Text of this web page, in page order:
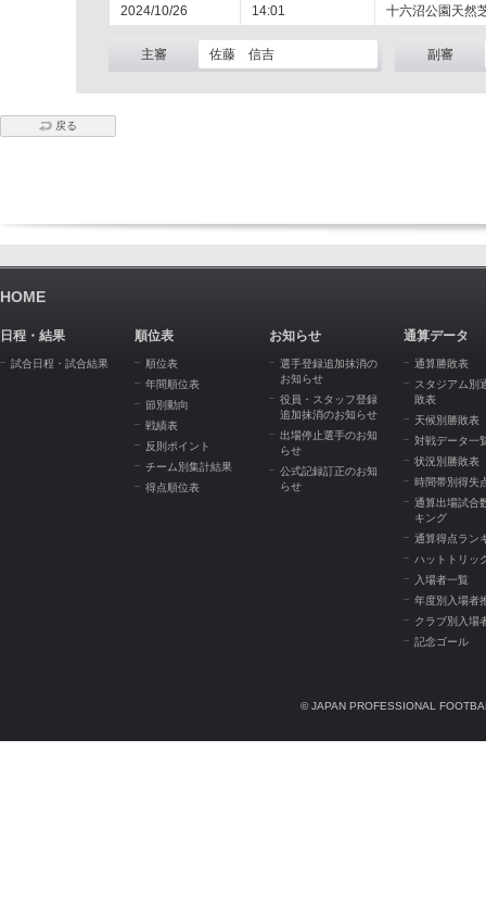
2024/10/26
14:01 十六沼公園天然
主審 佐藤 信吉 副審
戻る
HOME
日程・結果
試合日程・試合結果
順位表
順位表
年間順位表
節別動向
戦績表
反則ポイント
チーム別集計結果
得点順位表
お知らせ
選手登録追加抹消の
お知らせ
役員・スタッフ登録
追加抹消のお知らせ
出場停止選手のお知
らせ
公式記録訂正のお知
らせ
通算データ
通算勝敗表
スタジアム別
敗表
天候別勝敗表
対戦データ一
状況別勝敗表
時間帯別得失
通算出場試合
キング
通算得点ラン
ハットトリッ
入場者一覧
年度別入場者
クラブ別入場
記念ゴール
© JAPAN PROFESSIONAL